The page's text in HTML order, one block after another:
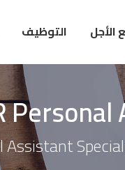
الأجل التوظيف
Assistant